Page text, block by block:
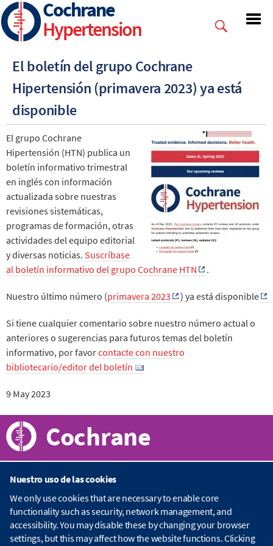
Skip
to
main
Cochrane
Hypertension
El boletín del grupo Cochrane
Hipertensión (primavera 2023) ya está
disponible
El grupo Cochrane
Hipertensión (HTN) publica un
boletín informativo trimestral
en inglés con información
actualizada sobre nuestras
revisiones sistemáticas,
programas de formación, otras
actividades del equipo editorial
y diversas noticias. Suscríbase
al boletín informativo del grupo Cochrane HTN
.
Nuestro último número (primavera 2023 ) ya está disponible
Si tiene cualquier comentario sobre nuestro número actual o
anteriores o sugerencias para futuros temas del boletín
informativo, por favorcontacte con nuestro
bibliotecario/editor del boletín
9 May 2023
Cochrane
Acerca de Cochrane
C
o
c
Publicaciones
Nuestro uso de las cookies
We only use cookies that are necessary to enable core
functionality such as security, network management, and
accessibility. You may disable these by changing your browser
settings, but this may affect how the website functions. Clicking